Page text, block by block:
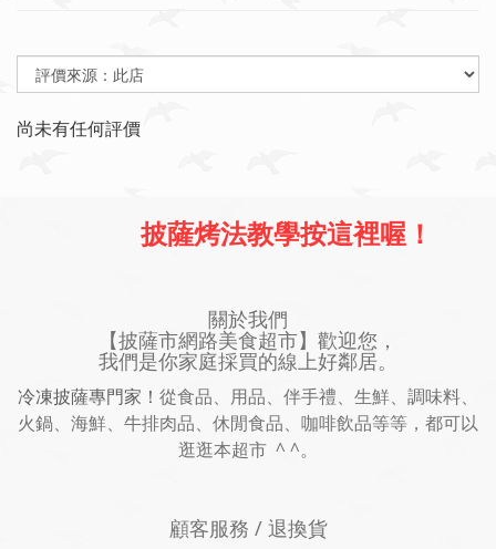
尚未有任何評價
披薩烤法教學按這裡喔！
關於我們
【披薩市網路美食超市】歡迎您，
我們是你家庭採買的線上好鄰居。
冷凍披薩專門家！ 從食品、用品、伴手禮、生鮮、調味料、
火鍋、海鮮、牛排肉品、休閒食品、咖啡飲品等等，都可以
逛逛本超市 ^ ^。
顧客服務 / 退換貨